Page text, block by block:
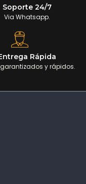
Soporte 24/7
Via Whatsapp.
Rápida
y rápidos.